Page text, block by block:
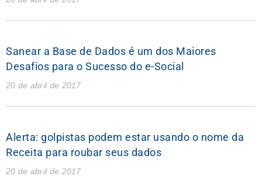
Sanear a Base de Dados é um dos Maiores
Desafios para o Sucesso do e-Social
20 de abril de 2017
Alerta: golpistas podem estar usando o nome da
Receita para roubar seus dados
20 de abril de 2017